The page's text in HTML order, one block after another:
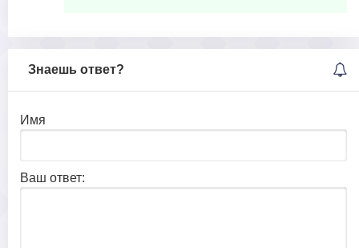
Знаешь ответ?
Имя
Ваш ответ: